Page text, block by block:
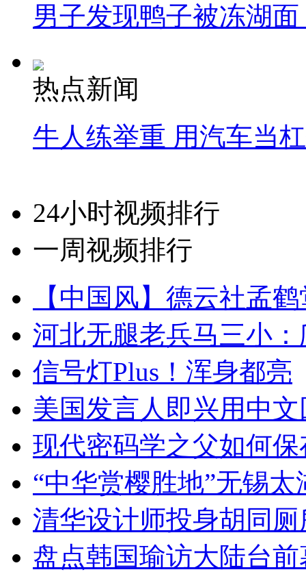
男子发现鸭子被冻湖
热点新闻
牛人练举重 用汽车当
24小时视频排行
一周视频排行
【中国风】德云社孟
河北无腿老兵马三小
信号灯Plus！浑身都亮
美国发言人即兴用中
现代密码学之父如何
“中华赏樱胜地”无锡
清华设计师投身胡同
盘点韩国瑜访大陆台